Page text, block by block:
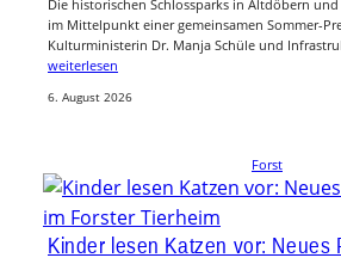
Die historischen Schlossparks in Altdöbern
im Mittelpunkt einer gemeinsamen Sommer-
Kulturministerin Dr. Manja Schüle und
weiterlesen
6. August 2026
Forst
Kinder lesen Katzen vor: Neues